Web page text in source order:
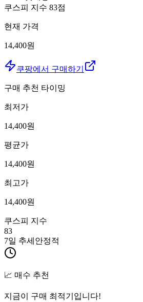
쿠스피 지수 83점
현재 가격
14,400원
쿠팡에서 구매하기
구매 추천 타이밍
최저가
14,400원
평균가
14,400원
최고가
14,400원
쿠스피 지수
83
7일 추세 안정적
📈 매수 추천
지금이 구매 최적기입니다!